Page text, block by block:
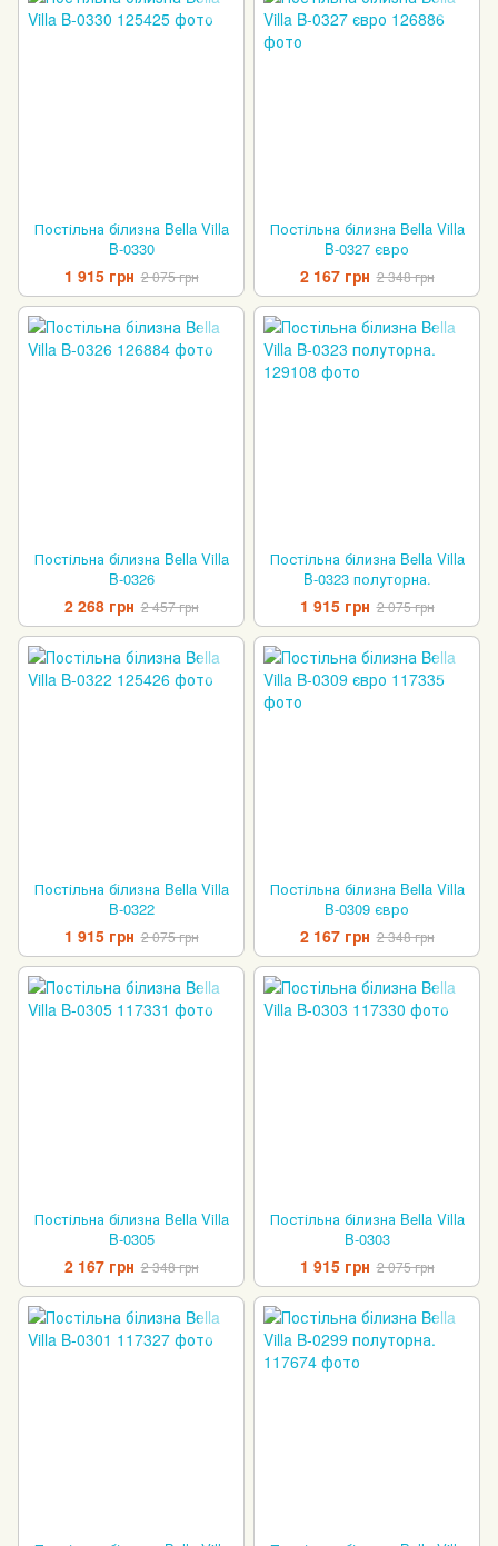
Постільна білизна Bella Villa
B-0330
1 915 грн 2 075 грн
Постільна білизна Bella Villa
B-0327 євро
2 167 грн 2 348 грн
Постільна білизна Bella Villa
B-0326
2 268 грн 2 457 грн
Постільна білизна Bella Villa
B-0323 полуторна.
1 915 грн 2 075 грн
Постільна білизна Bella Villa
B-0322
1 915 грн 2 075 грн
Постільна білизна Bella Villa
B-0309 євро
2 167 грн 2 348 грн
Постільна білизна Bella Villa
B-0305
2 167 грн 2 348 грн
Постільна білизна Bella Villa
B-0303
1 915 грн 2 075 грн